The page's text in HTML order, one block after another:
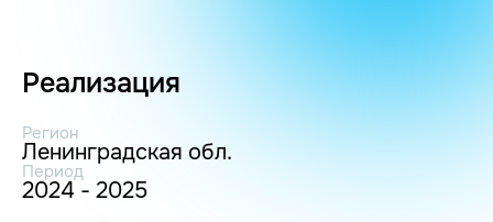
Реализация
Регион
Ленинградская обл.
Период
2024 - 2025